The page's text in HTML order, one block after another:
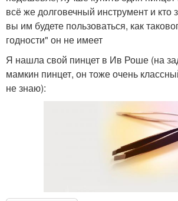
всё же долговечный инструмент и кто
вы им будете пользоваться, как
годности" он не имеет
Я нашла свой пинцет в Ив Роше (на
мамкин пинцет, он тоже очень
не знаю):